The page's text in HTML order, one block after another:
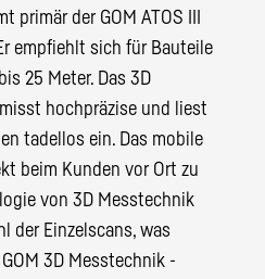
primär der GOM ATOS III
empfiehlt sich für Bauteile
25 Meter. Das 3D
hochpräzise und liest
tadellos ein. Das mobile
beim Kunden vor Ort zu
von 3D Messtechnik
der Einzelscans, was
3D Messtechnik -